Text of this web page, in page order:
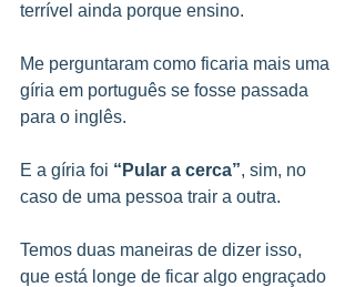
terrível ainda porque ensino.
Me perguntaram como ficaria mais uma
gíria em português se fosse passada
para o inglês.
E a gíria foi “Pular a cerca”, sim, no
caso de uma pessoa trair a outra.
Temos duas maneiras de dizer isso,
que está longe de ficar algo engraçado